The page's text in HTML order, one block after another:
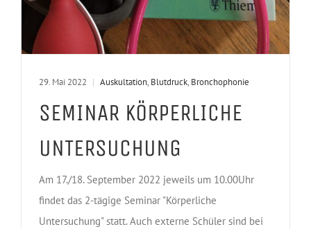
29. Mai 2022 | Auskultation, Blutdruck, Bronchophonie
SEMINAR KÖRPERLICHE
UNTERSUCHUNG
Am 17./18. September 2022 jeweils um 10.00Uhr
findet das 2-tägige Seminar "Körperliche
Untersuchung" statt. Auch externe Schüler sind bei